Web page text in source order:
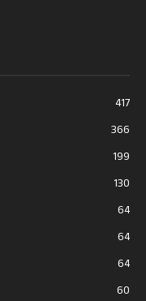
417
366
199
130
64
64
64
60